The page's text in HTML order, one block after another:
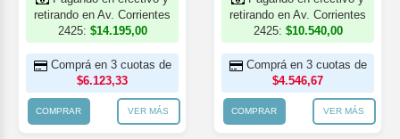
retirando en Av. Corrientes
2425: $14.195,00
Comprá en 3 cuotas de
$6.123,33
COMPRAR VER MÁS
retirando en Av. Corrientes
2425: $10.540,00
Comprá en 3 cuotas de
$4.546,67
COMPRAR VER MÁS